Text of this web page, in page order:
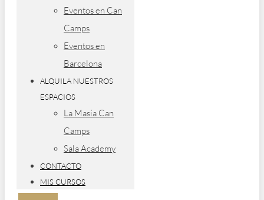
Eventos en Can
Camps
Eventos en
Barcelona
ALQUILA NUESTROS
ESPACIOS
La Masía Can
Camps
Sala Academy
CONTACTO
MIS CURSOS